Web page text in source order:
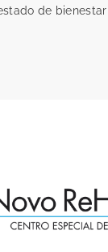
de bienestar